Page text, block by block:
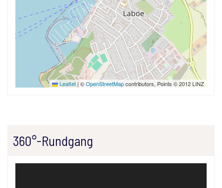
Leaflet | ©OpenStreetMapcontributors, Points © 2012 LINZ
360°-Rundgang